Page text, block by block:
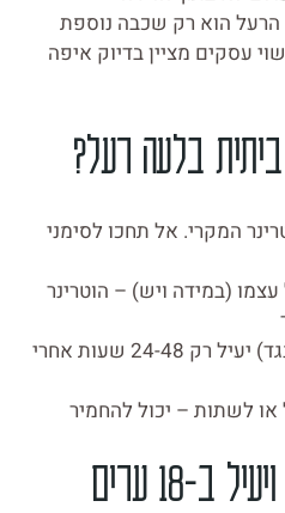
הוא רק שכבה נוספת
עסקים מציין בדיוק איפה
בלעה רעל?
המקרי. אל תחכו לסימני
(במידה ויש) – הוטרינר
הוויטמין K1 (תרופת נגד) יעיל רק 24-48 שעות אחרי
או לשתות – יכול להחמיר
18 ערים